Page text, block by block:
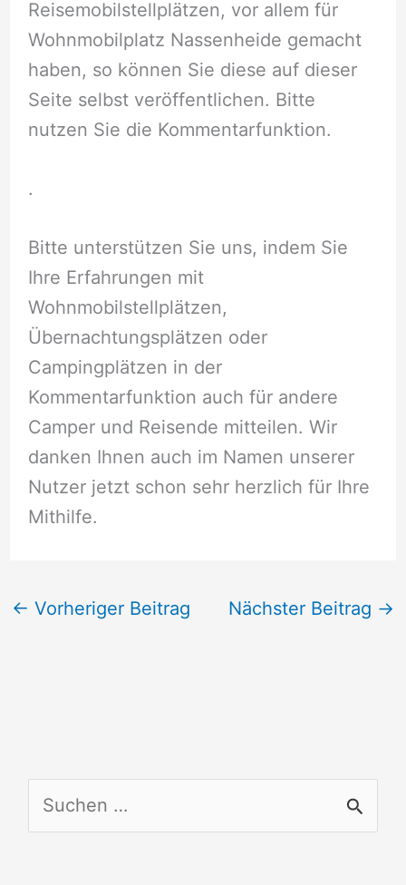
Reisemobilstellplätzen, vor allem für
Wohnmobilplatz Nassenheide gemacht
haben, so können Sie diese auf dieser
Seite selbst veröffentlichen. Bitte
nutzen Sie die Kommentarfunktion.
.
Bitte unterstützen Sie uns, indem Sie
Ihre Erfahrungen mit
Wohnmobilstellplätzen,
Übernachtungsplätzen oder
Campingplätzen in der
Kommentarfunktion auch für andere
Camper und Reisende mitteilen. Wir
danken Ihnen auch im Namen unserer
Nutzer jetzt schon sehr herzlich für Ihre
Mithilfe.
← Vorheriger Beitrag Nächster Beitrag →
u